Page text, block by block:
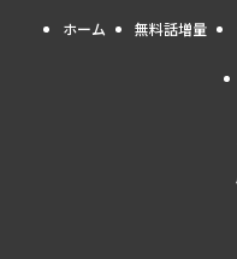
ホーム 無料話増量